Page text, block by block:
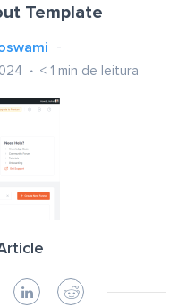
Template
< 1 min de leitura